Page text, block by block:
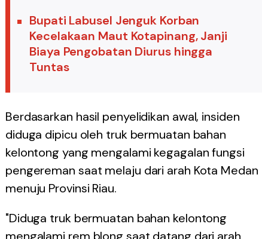
Bupati Labusel Jenguk Korban
Kecelakaan Maut Kotapinang, Janji
Biaya Pengobatan Diurus hingga
Tuntas
Berdasarkan hasil penyelidikan awal, insiden
diduga dipicu oleh truk bermuatan bahan
kelontong yang mengalami kegagalan fungsi
pengereman saat melaju dari arah Kota Medan
menuju Provinsi Riau.
"Diduga truk bermuatan bahan kelontong